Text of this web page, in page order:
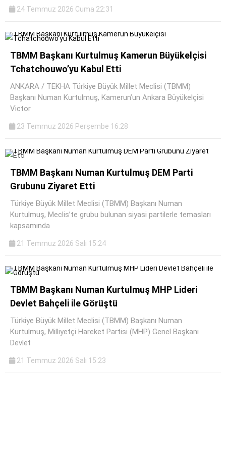
24 Temmuz 2026 Cuma 22:31
TBMM Başkanı Kurtulmuş Kamerun Büyükelçisi
Tchatchouwo’yu Kabul Etti
ANKARA / TEKHA Türkiye Büyük Millet Meclisi (TBMM)
Başkanı Numan Kurtulmuş, Kamerun’un Ankara Büyükelçisi
Victor
23 Temmuz 2026 Perşembe 16:28
TBMM Başkanı Numan Kurtulmuş DEM Parti
Grubunu Ziyaret Etti
Türkiye Büyük Millet Meclisi (TBMM) Başkanı Numan
Kurtulmuş, Meclis’te grubu bulunan siyasi partilerle temasları
kapsamında
21 Temmuz 2026 Salı 15:24
TBMM Başkanı Numan Kurtulmuş MHP Lideri
Devlet Bahçeli ile Görüştü
Türkiye Büyük Millet Meclisi (TBMM) Başkanı Numan
Kurtulmuş, Milliyetçi Hareket Partisi (MHP) Genel Başkanı
Devlet
21 Temmuz 2026 Salı 15:23